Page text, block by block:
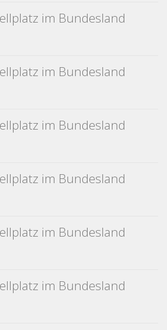
im Bundesland
im Bundesland
im Bundesland
im Bundesland
im Bundesland
im Bundesland